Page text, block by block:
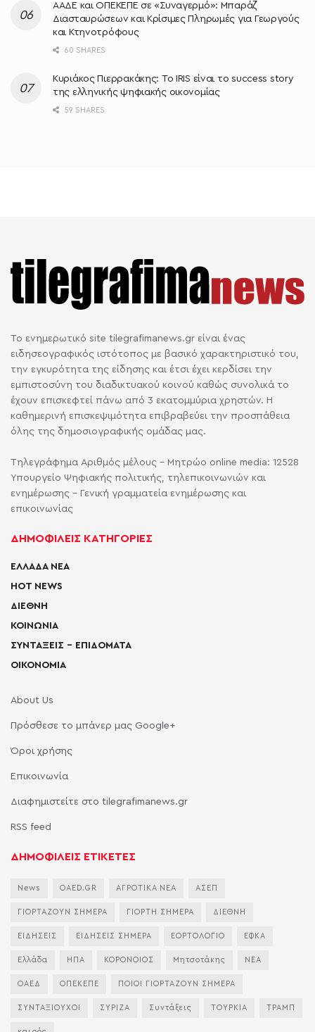
ΑΑΔΕ και ΟΠΕΚΕΠΕ σε «Συναγερμό»: Μπαράζ
Διασταυρώσεων και Κρίσιμες Πληρωμές για Γεωργούς
και Κτηνοτρόφους
60 SHARES
Κυριάκος Πιερρακάκης: Το IRIS είναι το success story
της ελληνικής ψηφιακής οικονομίας
59 SHARES
Το ενημερωτικό site tilegrafimanews.gr είναι ένας
ειδησεογραφικός ιστότοπος με βασικό χαρακτηριστικό του,
την εγκυρότητα της είδησης και έτσι έχει κερδίσει την
εμπιστοσύνη του διαδικτυακού κοινού καθώς συνολικά το
έχουν επισκεφτεί πάνω από 3 εκατομμύρια χρηστών. Η
καθημερινή επισκεψιμότητα επιβραβεύει την προσπάθεια
όλης της δημοσιογραφικής ομάδας μας.
Τηλεγράφημα Αριθμός μέλους - Μητρώο online media: 12528
Υπουργείο Ψηφιακής πολιτικής, τηλεπικοινωνιών και
ενημέρωσης - Γενική γραμματεία ενημέρωσης και
επικοινωνίας
ΔΗΜΟΦΙΛΕΙΣ ΚΑΤΗΓΟΡΙΕΣ
ΕΛΛΑΔΑ ΝΕΑ
HOT NEWS
ΔΙΕΘΝΗ
ΚΟΙΝΩΝΙΑ
ΣΥΝΤΑΞΕΙΣ – ΕΠΙΔΟΜΑΤΑ
ΟΙΚΟΝΟΜΙΑ
About Us
Πρόσθεσε το μπάνερ μας Google+
Όροι χρήσης
Επικοινωνία
Διαφημιστείτε στο tilegrafimanews.gr
RSS feed
ΔΗΜΟΦΙΛΕΙΣ ΕΤΙΚΕΤΕΣ
News OAED.GR ΑΓΡΟΤΙΚΑ ΝΕΑ ΑΣΕΠ
ΓΙΟΡΤΑΖΟΥΝ ΣΗΜΕΡΑ ΓΙΟΡΤΗ ΣΗΜΕΡΑ ΔΙΕΘΝΗ
ΕΙΔΗΣΕΙΣ ΕΙΔΗΣΕΙΣ ΣΗΜΕΡΑ ΕΟΡΤΟΛΟΓΙΟ ΕΦΚΑ
Ελλάδα ΗΠΑ ΚΟΡΟΝΟΙΟΣ Μητσοτάκης ΝΕΑ
ΟΑΕΔ ΟΠΕΚΕΠΕ ΠΟΙΟΙ ΓΙΟΡΤΑΖΟΥΝ ΣΗΜΕΡΑ
ΣΥΝΤΑΞΙΟΥΧΟΙ ΣΥΡΙΖΑ Συντάξεις ΤΟΥΡΚΙΑ ΤΡΑΜΠ